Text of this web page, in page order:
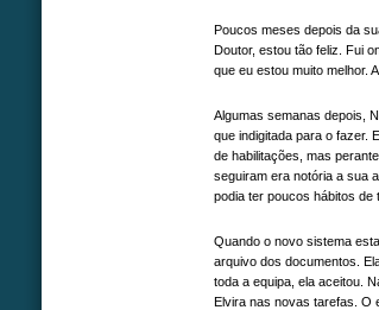
Poucos meses depois da
Doutor, estou tão feliz. Fui
que eu estou muito melhor.
Algumas semanas depois,
que indigitada para o fazer.
de habilitações, mas
seguiram era notória a sua
podia ter poucos hábitos de
Quando o novo sistema
arquivo dos documentos.
toda a equipa, ela aceitou.
Elvira nas novas tarefas. O